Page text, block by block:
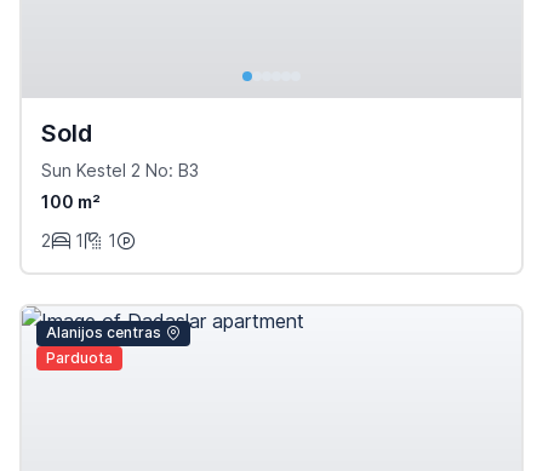
Sold
Sun Kestel 2 No: B3
100 m²
2
1 1
Alanijos centras
Parduota